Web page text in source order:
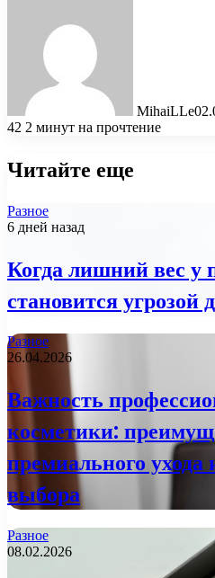
MihaiLLe
42 2 минут на прочтение
Читайте еще
Разное
6 дней назад
Когда лишний вес у
становится угрозой
Разное
26.04.2026
Важность
косметики:
премиального ухода
выбора
Разное
08.02.2026